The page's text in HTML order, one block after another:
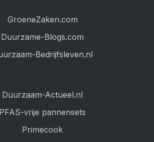
GroeneZaken.com
Duurzame-Blogs.com
Bedrijfsleven.nl
Duurzaam-Actueel.nl
PFAS-vrije pannensets
Primecook